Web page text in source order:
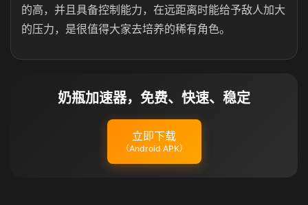
的高，并且具备控制能力，在远距离时能给予敌人加大
的压力，是很值得大家去培养的稀有角色。
奶瓶加速器，免费、快速、稳定
立即下载
（Android APK）